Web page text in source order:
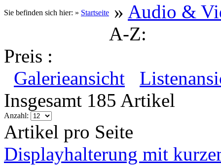
Sie befinden sich hier: » Startseite » Audio &
A-Z:
Preis :
Galerieansicht
Insgesamt 185 Artikel
Anzahl:
Artikel pro Seite
Displayhalterung mit